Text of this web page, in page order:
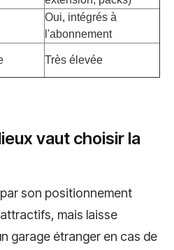
Oui, intégrés à
l'abonnement
Très élevée
vaut choisir la
son positionnement
mais laisse
garage étranger en cas de